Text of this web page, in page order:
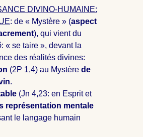
DIVINO-HUMAINE:
: de « Mystère » (aspect
), qui vient du
: « se taire », devant la
des réalités divines:
(2P 1,4) au Mystère de
.
(Jn 4,23: en Esprit et
représentation mentale
le langage humain